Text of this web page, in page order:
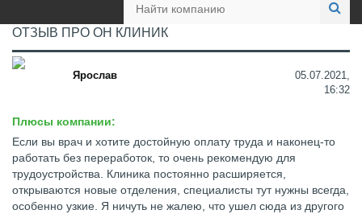
ОТЗЫВ ПРО ОН КЛИНИК
Ярослав
05.07.2021,
16:32
Плюсы компании:
Если вы врач и хотите достойную оплату труда и наконец-то
работать без переработок, то очень рекомендую для
трудоустройства. Клиника постоянно расширяется,
открываются новые отделения, специалисты тут нужны всегда,
особенно узкие. Я ничуть не жалею, что ушел сюда из другого